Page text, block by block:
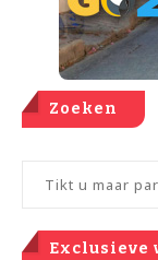
Zoeken
Exclusieve